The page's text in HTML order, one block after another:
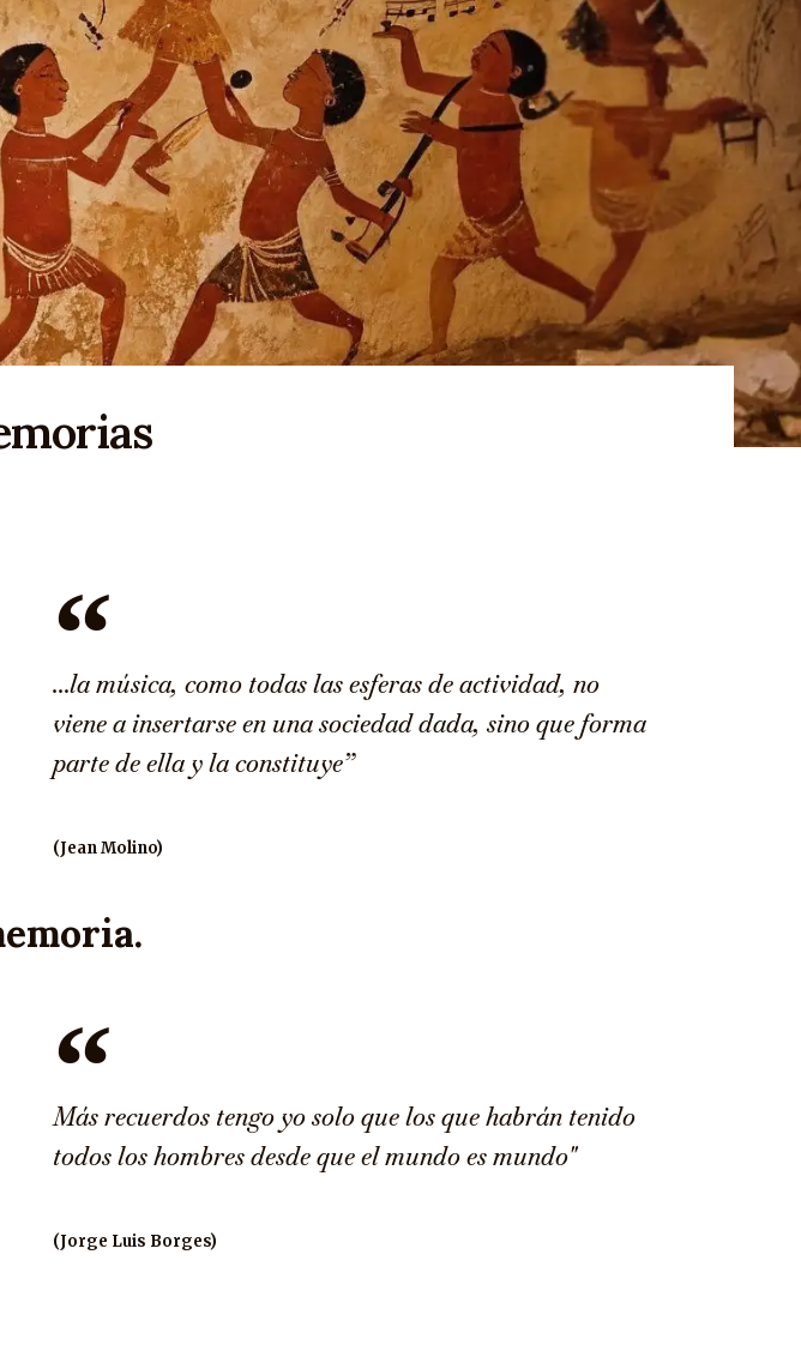
…la música, como todas las esferas de actividad, no
viene a insertarse en una sociedad dada, sino que forma
parte de ella y la constituye”
(Jean Molino)
Más recuerdos tengo yo solo que los que habrán tenido
todos los hombres desde que el mundo es mundo"
(Jorge Luis Borges)